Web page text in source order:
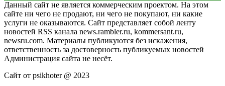
Данный сайт не является коммерческим проектом. На этом
сайте ни чего не продают, ни чего не покупают, ни какие
услуги не оказываются. Сайт представляет собой ленту
новостей RSS канала news.rambler.ru, kommersant.ru,
newsru.com. Материалы публикуются без искажения,
ответственность за достоверность публикуемых новостей
Администрация сайта не несёт.
Сайт от psikhoter @ 2023